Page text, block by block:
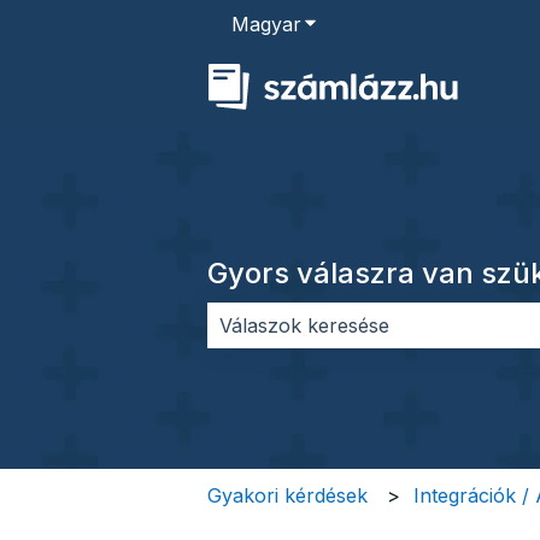
MagyarAlmenü megjelenítése
Gyors válaszra van
Gyakori kérdések Integrációk /